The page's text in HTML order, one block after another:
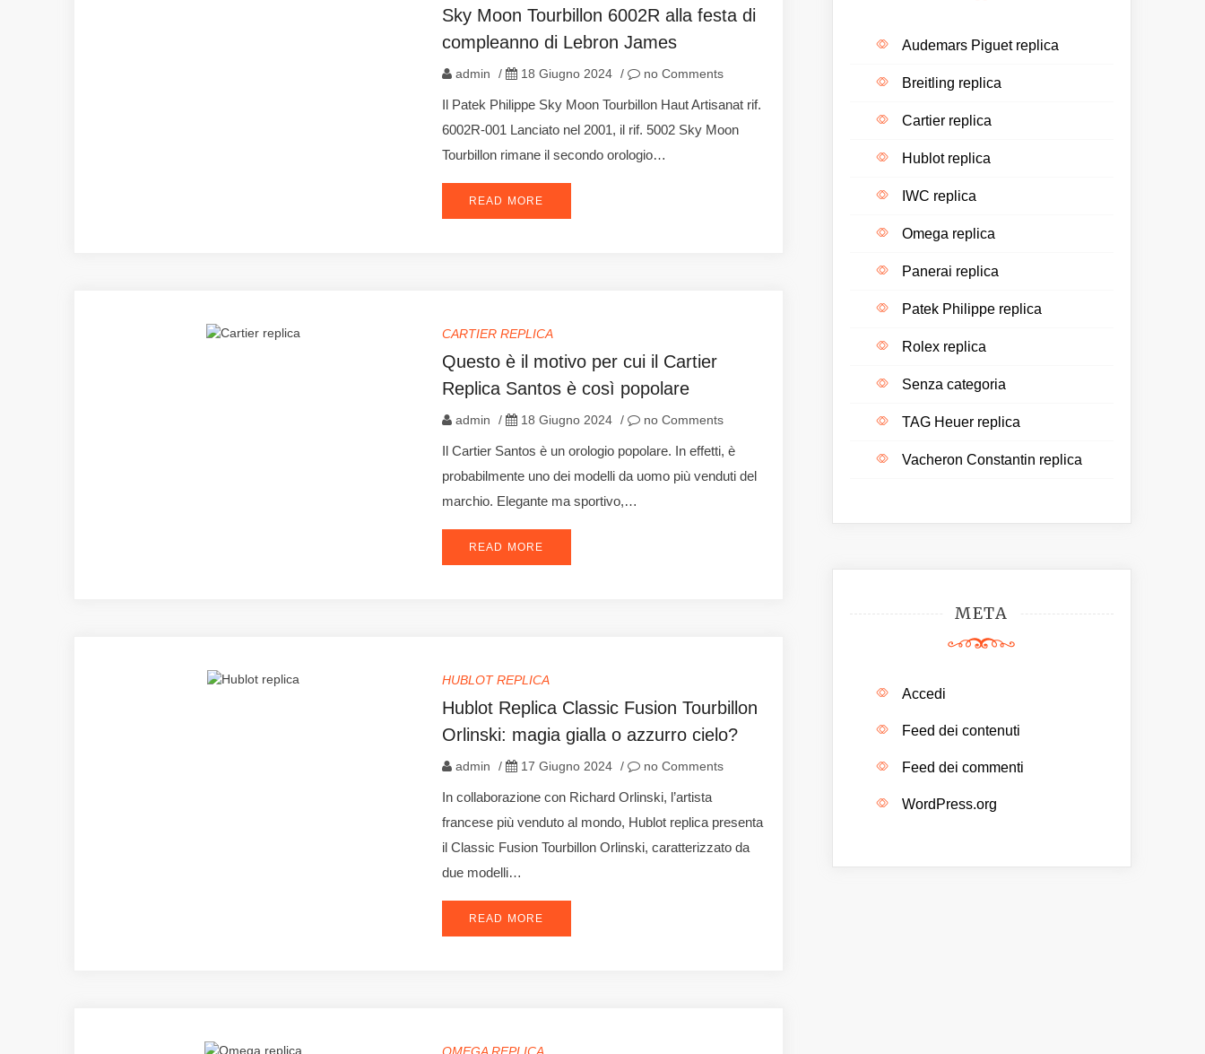
Sky Moon Tourbillon 6002R alla festa di
compleanno di Lebron James
admin / 18 Giugno 2024 / no Comments
Il Patek Philippe Sky Moon Tourbillon Haut Artisanat rif.
6002R-001 Lanciato nel 2001, il rif. 5002 Sky Moon
Tourbillon rimane il secondo orologio…
READ MORE
CARTIER REPLICA
Questo è il motivo per cui il Cartier
Replica Santos è così popolare
admin / 18 Giugno 2024 / no Comments
Il Cartier Santos è un orologio popolare. In effetti, è
probabilmente uno dei modelli da uomo più venduti del
marchio. Elegante ma sportivo,…
READ MORE
HUBLOT REPLICA
Hublot Replica Classic Fusion Tourbillon
Orlinski: magia gialla o azzurro cielo?
admin / 17 Giugno 2024 / no Comments
In collaborazione con Richard Orlinski, l’artista
francese più venduto al mondo, Hublot replica presenta
il Classic Fusion Tourbillon Orlinski, caratterizzato da
due modelli…
READ MORE
Audemars Piguet replica
Breitling replica
Cartier replica
Hublot replica
IWC replica
Omega replica
Panerai replica
Patek Philippe replica
Rolex replica
Senza categoria
TAG Heuer replica
Vacheron Constantin replica
META
Accedi
Feed dei contenuti
Feed dei commenti
WordPress.org